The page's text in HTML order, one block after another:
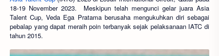
18-19 November 2023. Meskipun telah mengunci gelar juara Asia
Talent Cup, Veda Ega Pratama berusaha mengukuhkan diri sebagai
pebalap yang dapat meraih poin terbanyak sejak pelaksanaan IATC di
tahun 2015.